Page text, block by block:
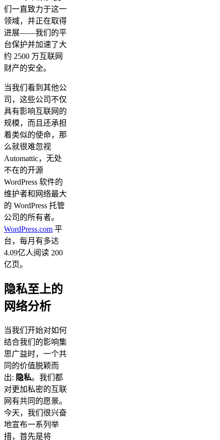
们一直致力于这一
领域，并正在取得
进展——我们的平
台保护并加速了大
约 2500 万互联网
财产的安全。
当我们看到其他公
司，这些公司不仅
具有影响互联网的
规模，而且还承担
着类似的使命，那
么就很难忽视
Automattic，无处
不在的开源
WordPress 软件的
维护者和网络最大
的 WordPress 托管
公司的所有者。
WordPress.com 平
台，每月有多达
4.09亿人阅读 200
亿页。
隐私至上的
网络分析
当我们开始对如何
结合我们的影响集
思广益时，一个共
同的价值脱颖而
出: 隐私。我们都
对更加私密的互联
网有共同的愿景。
今天，我们很兴奋
地宣布一系列举
措，首先是将